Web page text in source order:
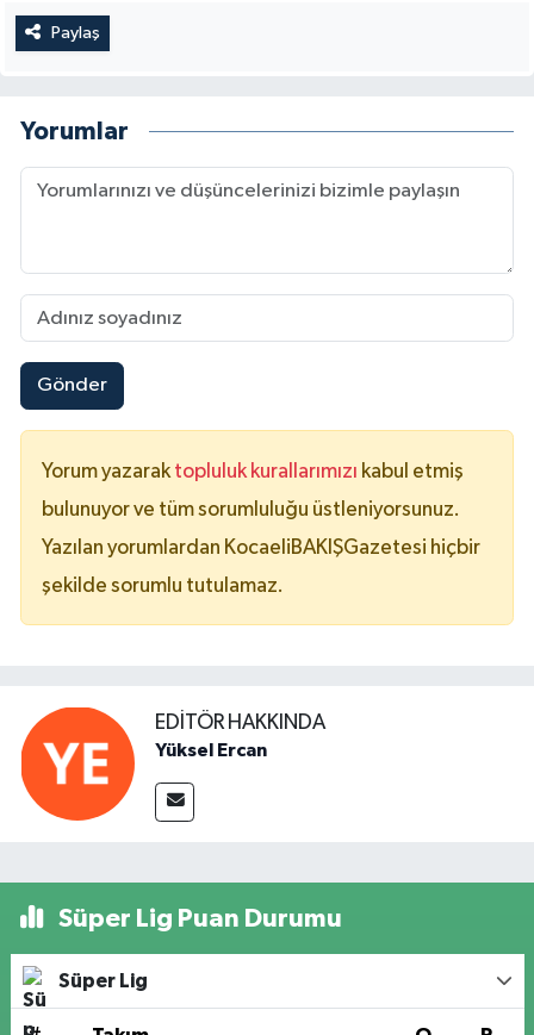
Paylaş
Yorumlar
Gönder
Yorum yazaraktopluluk kurallarımızı kabul etmiş
bulunuyor ve tüm sorumluluğu üstleniyorsunuz.
Yazılan yorumlardan KocaeliBAKIŞGazetesi hiçbir
şekilde sorumlu tutulamaz.
EDITÖR HAKKINDA
Yüksel Ercan
Süper Lig Puan Durumu
Süper Lig